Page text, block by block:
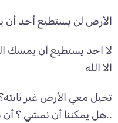
الأرض لن يستطيع أحد أن
لا احد يستطيع أن يمسك
الا الله
تخيل معي الأرض غير
..هل يمكننا أن نمشي ؟